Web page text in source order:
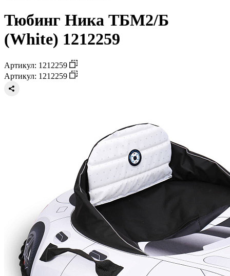
Тюбинг Ника ТБМ2/Б
(White) 1212259
Артикул: 1212259
Артикул: 1212259